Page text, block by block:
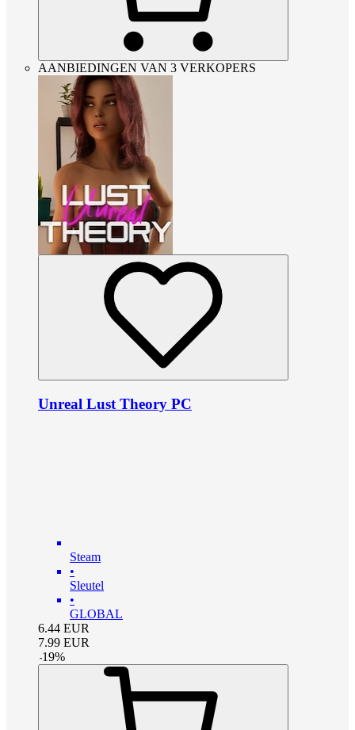
AANBIEDINGEN VAN 3 VERKOPERS
Unreal Lust Theory PC
Steam
•
Sleutel
•
GLOBAL
6.44 EUR
7.99 EUR
-19%